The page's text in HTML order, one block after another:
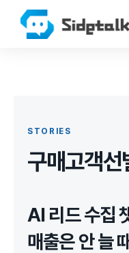
STORIES
구매고객선
AI 리드 수집
매출은 안 늘